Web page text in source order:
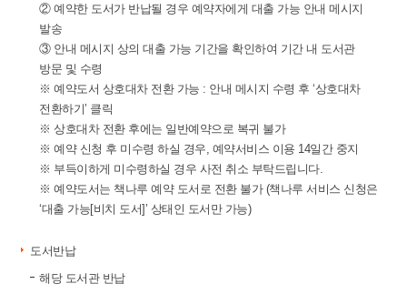
② 예약한 도서가 반납될 경우 예약자에게 대출 가능 안내 메시지
발송
③ 안내 메시지 상의 대출 가능 기간을 확인하여 기간 내 도서관
방문 및 수령
※ 예약도서 상호대차 전환 가능 : 안내 메시지 수령 후 ‘상호대차
전환하기’ 클릭
※ 상호대차 전환 후에는 일반예약으로 복귀 불가
※ 예약 신청 후 미수령 하실 경우, 예약서비스 이용 14일간 중지
※ 부득이하게 미수령하실 경우 사전 취소 부탁드립니다.
※ 예약도서는 책나루 예약 도서로 전환 불가 (책나루 서비스 신청은
‘대출 가능[비치 도서]’ 상태인 도서만 가능)
도서반납
해당 도서관 반납